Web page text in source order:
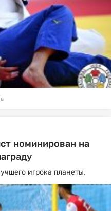
номинирован на
игрока планеты.